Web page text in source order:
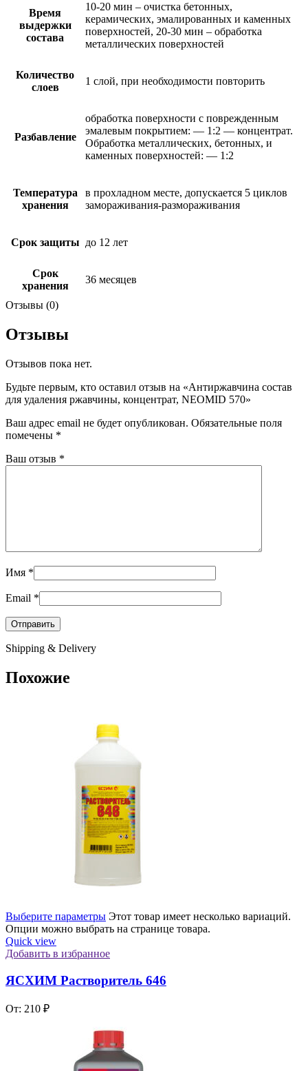
Время
выдержки
состава
10-20 мин – очистка бетонных,
керамических, эмалированных и каменных
поверхностей, 20-30 мин – обработка
металлических поверхностей
Количество
слоев
1 слой, при необходимости повторить
Разбавление
обработка поверхности с поврежденным
эмалевым покрытием: — 1:2 — концентрат.
Обработка металлических, бетонных, и
каменных поверхностей: — 1:2
Температура
хранения
в прохладном месте, допускается 5 циклов
замораживания-размораживания
Срок защиты до 12 лет
Срок
хранения
36 месяцев
Отзывы (0)
Отзывы
Отзывов пока нет.
Будьте первым, кто оставил отзыв на «Антиржавчина состав
для удаления ржавчины, концентрат, NEOMID 570»
Ваш адрес email не будет опубликован. Обязательные поля
помечены *
Ваш отзыв *
Имя *
Email *
Shipping & Delivery
Похожие
Выберите параметры Этот товар имеет несколько вариаций.
Опции можно выбрать на странице товара.
Quick view
Добавить в избранное
ЯСХИМ Растворитель 646
От: 210 ₽